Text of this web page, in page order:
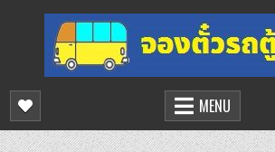
content
จองตั๋วรถตู้ออนไลน์
บริการจองตั๋วรถตู้ออนไลน์
MENU